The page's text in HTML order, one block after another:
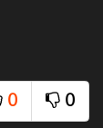
0
0